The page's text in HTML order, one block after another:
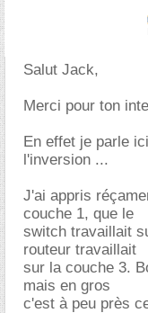
Salut Jack,
Merci pour ton
En effet je parle
l'inversion ...
J'ai appris
couche 1, que le
switch travaillait
routeur travaillait
sur la couche 3.
mais en gros
c'est à peu près